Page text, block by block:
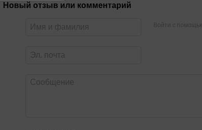
Новый отзыв или комментарий
Войти с помощью